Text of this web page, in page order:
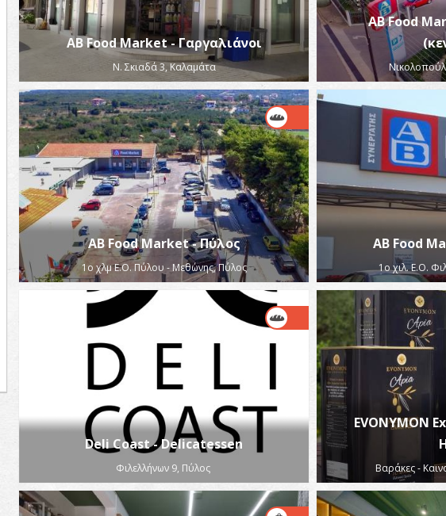
AB Food Market - Γαργαλιάνοι
Ν. Σκιαδά 3, Καλαμάτα
AB Food
AB Food Market - Πύλος
1ο χλμ Ε.Ο. Πύλου - Μεθώνης, Πύλος
AB Food
1ο χιλ. Ε.Ο.
Deli Coast - Delicatessen
Φιλελλήνων 9, Πύλος
EVONYMON
Βαράκες -